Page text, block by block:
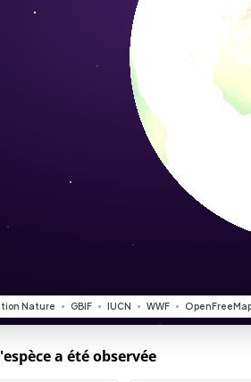
a été observée